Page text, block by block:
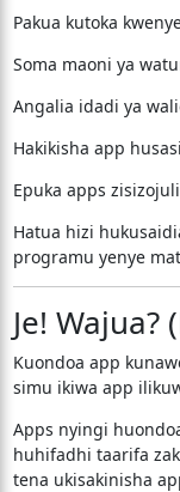
Pakua kutoka
Soma maoni ya
Angalia idadi ya
Hakikisha app
Epuka apps
Hatua hizi
programu yenye
Je! Wajua?
Kuondoa app
simu ikiwa app
Apps nyingi
huhifadhi taarifa
tena ukisakinisha